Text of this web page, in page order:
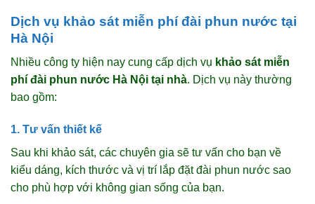
Dịch vụ khảo sát miễn phí đài phun nước tại
Hà Nội
Nhiều công ty hiện nay cung cấp dịch vụ khảo sát miễn
phí đài phun nước Hà Nội tại nhà. Dịch vụ này thường
bao gồm:
1. Tư vấn thiết kế
Sau khi khảo sát, các chuyên gia sẽ tư vấn cho bạn về
kiểu dáng, kích thước và vị trí lắp đặt đài phun nước sao
cho phù hợp với không gian sống của bạn.